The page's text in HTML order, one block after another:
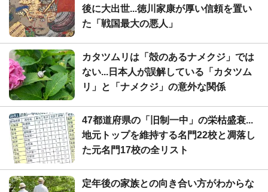
後に大出世...徳川家康が厚い信頼を置い
た「戦国最大の悪人」
カタツムリは「殻のあるナメクジ」では
ない...日本人が誤解している「カタツム
リ」と「ナメクジ」の意外な関係
47都道府県の「旧制一中」の栄枯盛衰...
地元トップを維持する名門22校と凋落し
た元名門17校の全リスト
定年後の家族との向き合い方がわからな